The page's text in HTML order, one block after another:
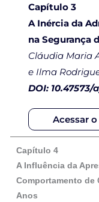
Capítulo 3
A Inércia da
na Segurança
Cláudia Maria
e Ilma
DOI: 10.47573/
Acessar
Capítulo 4
A Influência da
Comportamento de
Anos